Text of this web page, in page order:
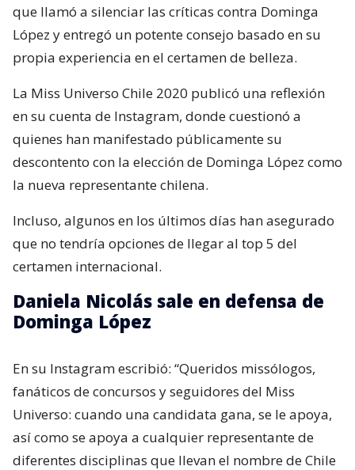
que llamó a silenciar las críticas contra Dominga
López y entregó un potente consejo basado en su
propia experiencia en el certamen de belleza.
La Miss Universo Chile 2020 publicó una reflexión
en su cuenta de Instagram, donde cuestionó a
quienes han manifestado públicamente su
descontento con la elección de Dominga López como
la nueva representante chilena.
Incluso, algunos en los últimos días han asegurado
que no tendría opciones de llegar al top 5 del
certamen internacional.
Daniela Nicolás sale en defensa de
Dominga López
En su Instagram escribió: “Queridos missólogos,
fanáticos de concursos y seguidores del Miss
Universo: cuando una candidata gana, se le apoya,
así como se apoya a cualquier representante de
diferentes disciplinas que llevan el nombre de Chile